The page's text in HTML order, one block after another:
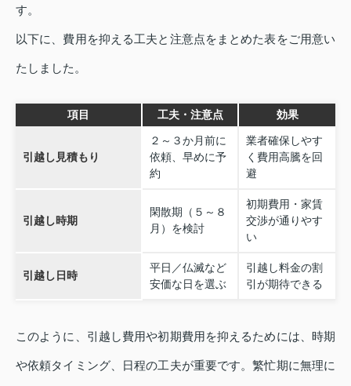
す。
以下に、費用を抑える工夫と注意点をまとめた表をご用意い
たしました。
項目 工夫・注意点 効果
引越し見積もり
２～３か月前に
依頼、早めに予
約
業者確保しやす
く費用高騰を回
避
引越し時期
閑散期（５～８
月）を検討
初期費用・家賃
交渉が通りやす
い
引越し日時
平日／仏滅など
安価な日を選ぶ
引越し料金の割
引が期待できる
このように、引越し費用や初期費用を抑えるためには、時期
や依頼タイミング、日程の工夫が重要です。繁忙期に無理に